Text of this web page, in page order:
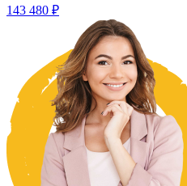
143 480 ₽